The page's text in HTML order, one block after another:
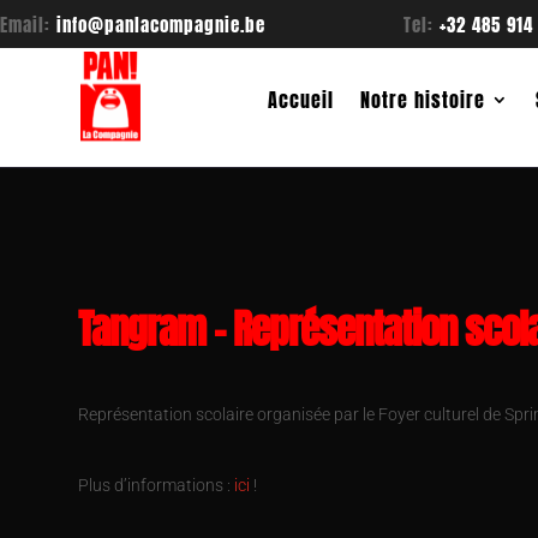
Email: info@panlacompagnie.be Tel: +32 485
Accueil Notre histoire
Tangram – Représentation
Représentation scolaire organisée par le Foyer culturel de
Plus d’informations : ici !